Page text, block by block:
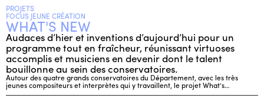
PROJETS
FOCUS JEUNE CRÉATION
WHAT'S NEW
Audaces d’hier et inventions d’aujourd’hui pour un
programme tout en fraîcheur, réunissant virtuoses
accomplis et musiciens en devenir dont le talent
bouillonne au sein des conservatoires.
Autour des quatre grands conservatoires du Département, avec les très
jeunes compositeurs et interprètes qui y travaillent, le projet What’s…